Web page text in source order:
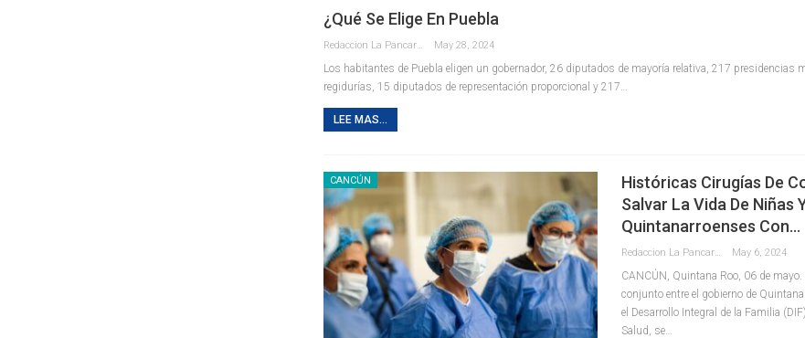
¿Qué Se Elige En Puebla
May 28, 2024
Los habitantes de Puebla eligen un gobernador, 26 diputados de mayoría relativa, 217 presidencias
regidurías, 15 diputados de representación proporcional y 217…
LEE MAS...
CANCÚN
Históricas Cirugías De
Salvar La Vida De Niñas
Quintanarroenses Con…
May 6, 2024
CANCÚN, Quintana Roo, 06 de
conjunto entre el gobierno de
el Desarrollo Integral de la Familia
Salud, se